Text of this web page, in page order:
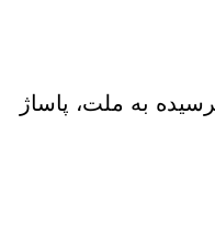
به ملت، پاساژ